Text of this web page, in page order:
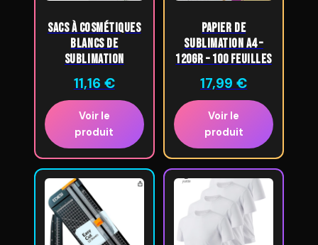
Sacs à cosmétiques
blancs de
sublimation
11,16 €
Voir le
produit
Papier de
sublimation A4 –
120gr – 100 feuilles
17,99€
Voir le
produit